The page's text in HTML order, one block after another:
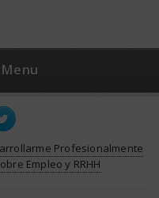
Profesionalmente
Empleo y RRHH